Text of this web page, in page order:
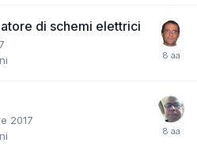
di schemi elettrici
2017